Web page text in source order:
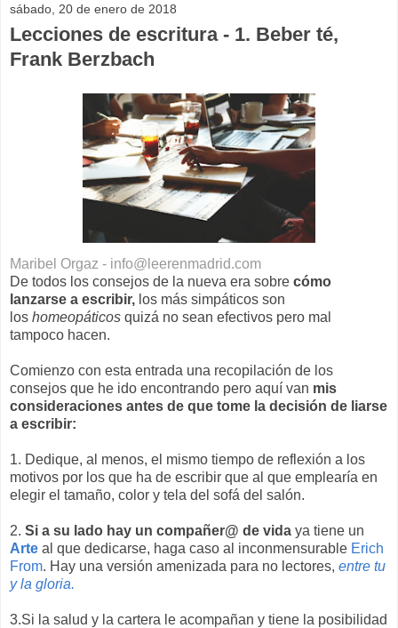
sábado, 20 de enero de 2018
Lecciones de escritura - 1. Beber té,
Frank Berzbach
Maribel Orgaz - info@leerenmadrid.com
De todos los consejos de la nueva era sobre cómo
lanzarse a escribir, los más simpáticos son
los homeopáticos quizá no sean efectivos pero mal
tampoco hacen.
Comienzo con esta entrada una recopilación de los
consejos que he ido encontrando pero aquí van mis
consideraciones antes de que tome la decisión de liarse
a escribir:
1. Dedique, al menos, el mismo tiempo de reflexión a los
motivos por los que ha de escribir que al que emplearía en
elegir el tamaño, color y tela del sofá del salón.
2. Si a su lado hay un compañer@ de vida ya tiene un
Arte al que dedicarse, haga caso al inconmensurable Erich
From. Hay una versión amenizada para no lectores, entre tu
y la gloria.
3.Si la salud y la cartera le acompañan y tiene la posibilidad